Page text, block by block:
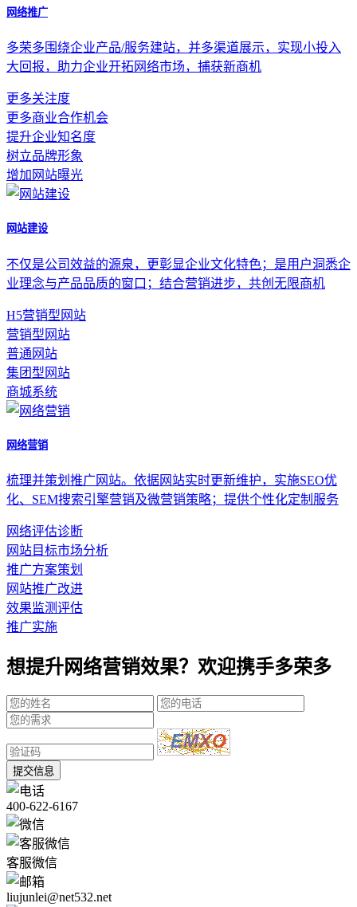
网络推广
多荣多围绕企业产品/服务建站，并多渠道展示，实现小投入
大回报，助力企业开拓网络市场，捕获新商机
更多关注度
更多商业合作机会
提升企业知名度
树立品牌形象
增加网站曝光
网站建设
不仅是公司效益的源泉，更彰显企业文化特色；是用户洞悉企
业理念与产品品质的窗口；结合营销进步，共创无限商机
H5营销型网站
营销型网站
普通网站
集团型网站
商城系统
网络营销
梳理并策划推广网站。依据网站实时更新维护，实施SEO优
化、SEM搜索引擎营销及微营销策略；提供个性化定制服务
网络评估诊断
网站目标市场分析
推广方案策划
网站推广改进
效果监测评估
推广实施
想提升网络营销效果？欢迎携手多荣多
提交信息
400-622-6167
客服微信
liujunlei@net532.net